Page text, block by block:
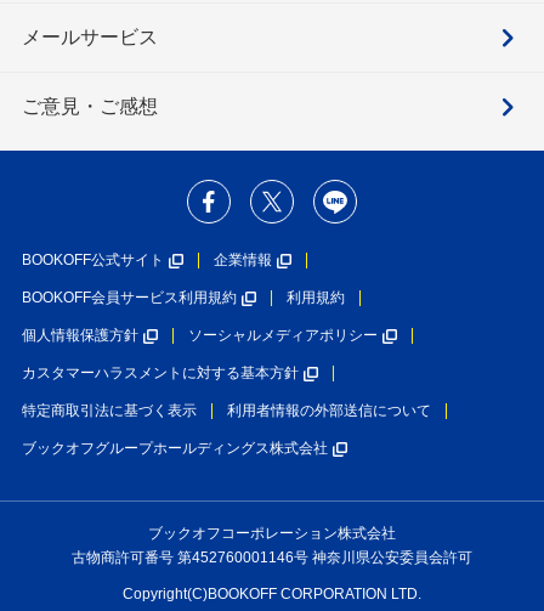
メールサービス
ご意見・ご感想
BOOKOFF公式サイト 企業情報
BOOKOFF会員サービス利用規約 利用規約
個人情報保護方針 ソーシャルメディアポリシー
カスタマーハラスメントに対する基本方針
特定商取引法に基づく表示 利用者情報の外部送信について
ブックオフグループホールディングス株式会社
ブックオフコーポレーション株式会社
古物商許可番号 第452760001146号 神奈川県公安委員会許可
Copyright(C)BOOKOFF CORPORATION LTD.